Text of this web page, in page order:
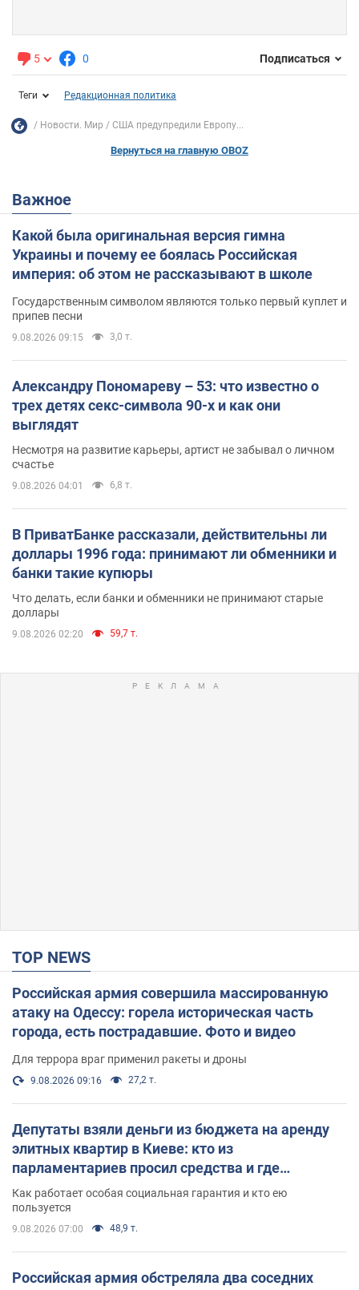
5 0 Подписаться
Теги Редакционная политика
Новости. Мир США предупредили Европу...
Вернуться на главную OBOZ
Важное
Какой была оригинальная версия гимна
Украины и почему ее боялась Российская
империя: об этом не рассказывают в школе
Государственным символом являются только первый куплет и
припев песни
9.08.2026 09:15 3,0 т.
Александру Пономареву – 53: что известно о
трех детях секс-символа 90-х и как они
выглядят
Несмотря на развитие карьеры, артист не забывал о личном
счастье
9.08.2026 04:01 6,8 т.
В ПриватБанке рассказали, действительны ли
доллары 1996 года: принимают ли обменники и
банки такие купюры
Что делать, если банки и обменники не принимают старые
доллары
9.08.2026 02:20 59,7 т.
TOP NEWS
Российская армия совершила массированную
атаку на Одессу: горела историческая часть
города, есть пострадавшие. Фото и видео
Для террора враг применил ракеты и дроны
9.08.2026 09:16 27,2 т.
Депутаты взяли деньги из бюджета на аренду
элитных квартир в Киеве: кто из
парламентариев просил средства и где
поселился
Как работает особая социальная гарантия и кто ею
пользуется
9.08.2026 07:00 48,9 т.
Российская армия обстреляла два соседних